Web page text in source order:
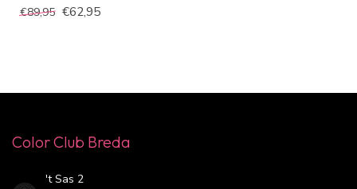
€89,95 €62,95
Color Club Breda
't Sas 2